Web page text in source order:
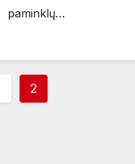
paminklų…
2